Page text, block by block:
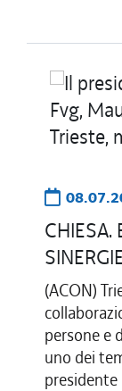
CHIESA.
(ACON)
persone e
uno dei
presidente